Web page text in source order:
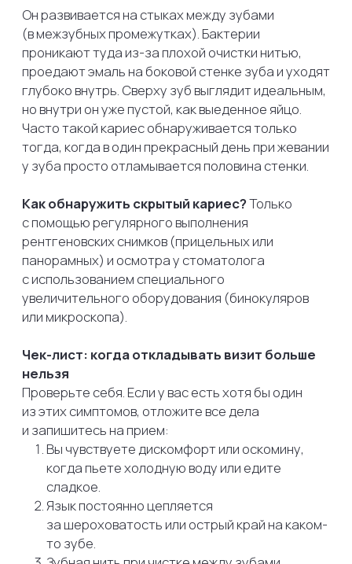
GRIART-DENT.RU
Все сведения, представленные на сайте, включая цены,
описания услуг и акций, носят исключительно
информационный характер и не являются публичной
офертой в соответствии со статьёй 437 ГК РФ.
Актуальные условия и стоимость услуг уточняйте
ООО «ГРИАРТ» Юридический адрес: 142111, Московская
область, город Подольск, Рязановское ш., д. 19, помещ. 3,
Политика конфиденциальности
Сайт разработан Kete Design.
Клиника
О нас
Специалисты
Отзывы
Услуги
Контакты
Лечение зубов
Имплантация зубов
Хирургия
Протезирование зубов
Коррекция прикуса